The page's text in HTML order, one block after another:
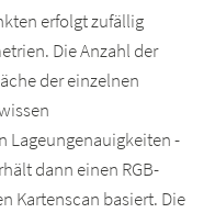
erfolgt zufällig
Die Anzahl der
der einzelnen
Lageungenauigkeiten -
dann einen RGB-
Kartenscan basiert. Die